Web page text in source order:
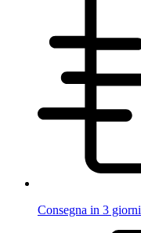
Consegna in 3 giorni